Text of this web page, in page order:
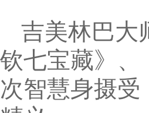
吉美林巴大
钦七宝藏》、
次智慧身摄